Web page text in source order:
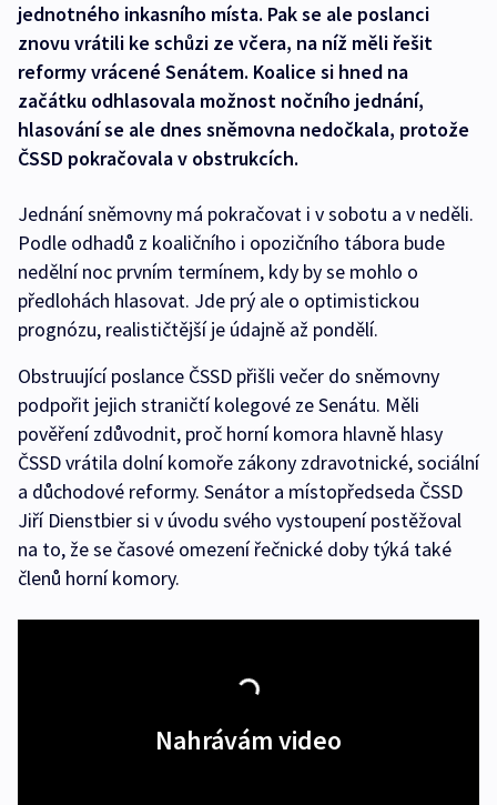
jednotného inkasního místa. Pak se ale poslanci
znovu vrátili ke schůzi ze včera, na níž měli řešit
reformy vrácené Senátem. Koalice si hned na
začátku odhlasovala možnost nočního jednání,
hlasování se ale dnes sněmovna nedočkala, protože
ČSSD pokračovala v obstrukcích.
Jednání sněmovny má pokračovat i v sobotu a v neděli.
Podle odhadů z koaličního i opozičního tábora bude
nedělní noc prvním termínem, kdy by se mohlo o
předlohách hlasovat. Jde prý ale o optimistickou
prognózu, realističtější je údajně až pondělí.
Obstruující poslance ČSSD přišli večer do sněmovny
podpořit jejich straničtí kolegové ze Senátu. Měli
pověření zdůvodnit, proč horní komora hlavně hlasy
ČSSD vrátila dolní komoře zákony zdravotnické, sociální
a důchodové reformy. Senátor a místopředseda ČSSD
Jiří Dienstbier si v úvodu svého vystoupení postěžoval
na to, že se časové omezení řečnické doby týká také
členů horní komory.
Nahrávám video